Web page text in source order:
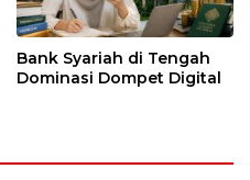
Bank Syariah di Tengah
Dominasi Dompet Digital